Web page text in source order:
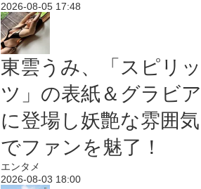
2026-08-05 17:48
東雲うみ、「スピリッ
ツ」の表紙＆グラビア
に登場し妖艶な雰囲気
でファンを魅了！
エンタメ
2026-08-03 18:00